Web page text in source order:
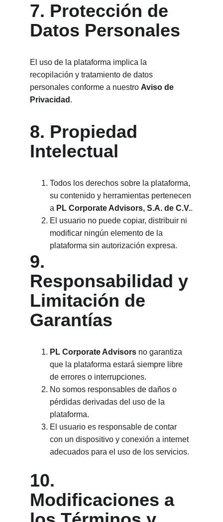
7. Protección de
Datos Personales
El uso de la plataforma implica la
recopilación y tratamiento de datos
personales conforme a nuestro Aviso de
Privacidad .
8. Propiedad
Intelectual
Todos los derechos sobre la plataforma,
su contenido y herramientas pertenecen
a PL Corporate Advisors, S.A. de C.V..
El usuario no puede copiar, distribuir ni
modificar ningún elemento de la
plataforma sin autorización expresa.
9.
Responsabilidad y
Limitación de
Garantías
PL Corporate Advisors no garantiza
que la plataforma estará siempre libre
de errores o interrupciones.
No somos responsables de daños o
pérdidas derivadas del uso de la
plataforma.
El usuario es responsable de contar
con un dispositivo y conexión a internet
adecuados para el uso de los servicios.
10.
Modificaciones a